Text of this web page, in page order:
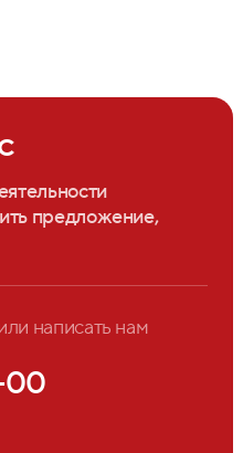
предложение,
написать нам
00